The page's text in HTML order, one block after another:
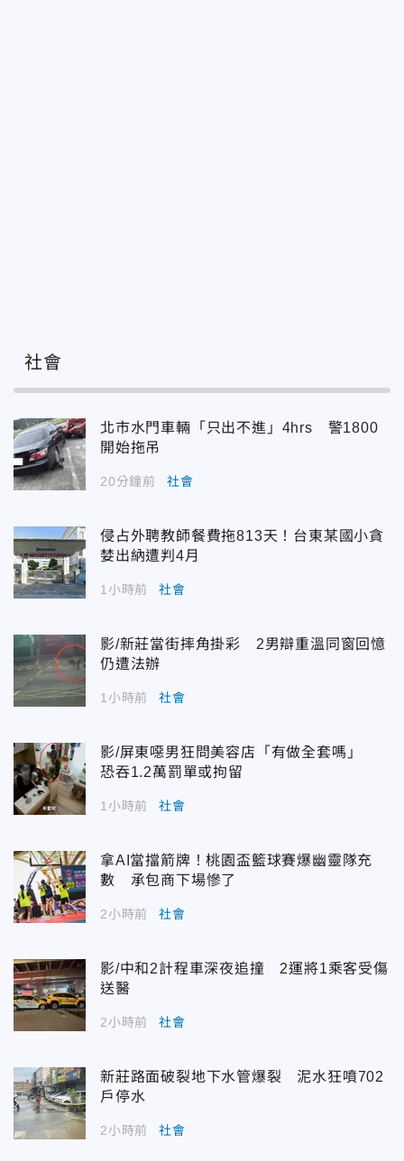
社會
北市水門車輛「只出不進」4hrs 警1800
開始拖吊
20分鐘前 社會
侵占外聘教師餐費拖813天！台東某國小貪
婪出納遭判4月
1小時前 社會
影/新莊當街摔角掛彩 2男辯重溫同窗回憶
仍遭法辦
1小時前 社會
影/屏東噁男狂問美容店「有做全套嗎」
恐吞1.2萬罰單或拘留
1小時前 社會
拿AI當擋箭牌！桃園盃籃球賽爆幽靈隊充
數 承包商下場慘了
2小時前 社會
影/中和2計程車深夜追撞 2運將1乘客受傷
送醫
2小時前 社會
新莊路面破裂地下水管爆裂 泥水狂噴702
戶停水
2小時前 社會